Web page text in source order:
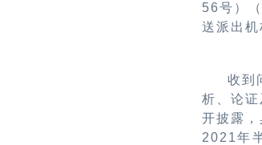
56号）
送派出机
收到
析、论
开披露
2021年